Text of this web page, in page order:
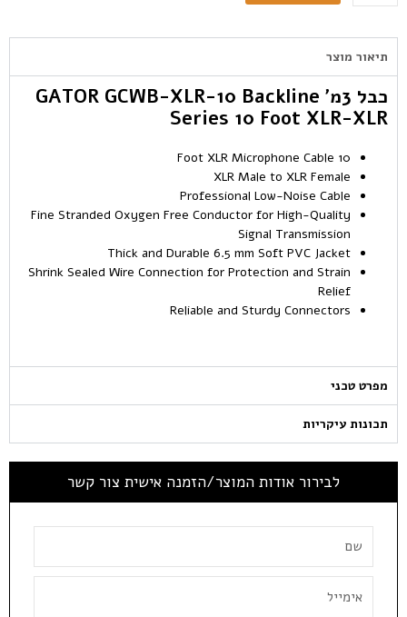
תיאור מוצר
כבל 3מ’ GATOR GCWB-XLR-10 Backline
Series 10 Foot XLR-XLR
10 Foot XLR Microphone Cable
XLR Male to XLR Female
Professional Low-Noise Cable
Fine Stranded Oxygen Free Conductor for High-Quality
Signal Transmission
Thick and Durable 6.5 mm Soft PVC Jacket
Shrink Sealed Wire Connection for Protection and Strain
Relief
Reliable and Sturdy Connectors
מפרט טכני
תכונות עיקריות
לבירור אודות המוצר/הזמנה אישית צור קשר